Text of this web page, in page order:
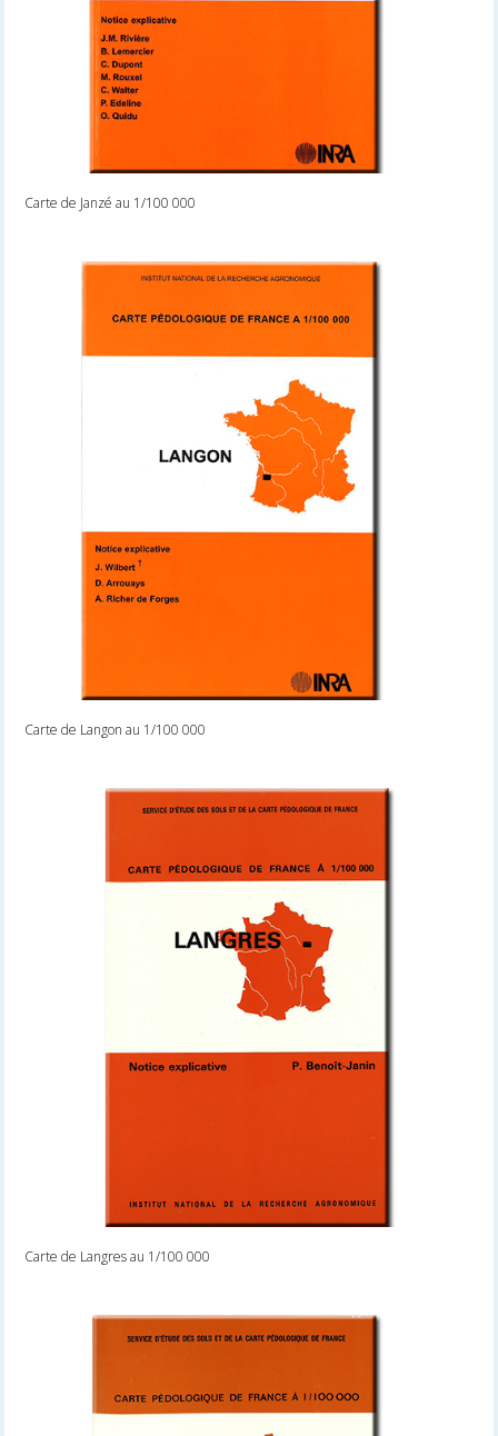
Carte de Janzé au 1/100 000
Carte de Langon au 1/100 000
Carte de Langres au 1/100 000